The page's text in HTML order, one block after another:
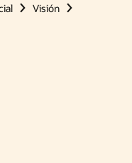
Visión